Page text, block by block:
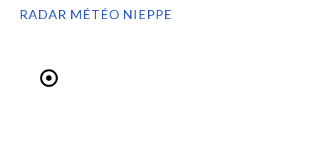
RADAR MÉTÉO NIEPPE